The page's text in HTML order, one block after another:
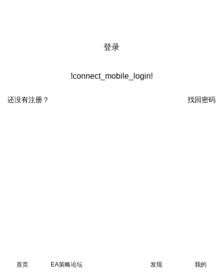
登录
!connect_mobile_login!
找回密码
还没有注册？
首页 EA策略论坛 发现 我的